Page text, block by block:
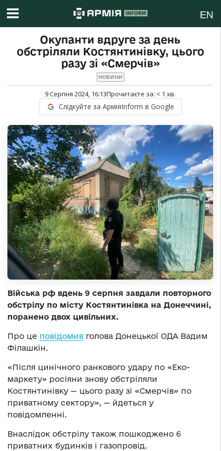
EN
Окупанти вдруге за день
обстріляли Костянтинівку, цього
разу зі «Смерчів»
НОВИНИ
9 Серпня 2024, 16:13Прочитаєте за: < 1 хв.
Слідкуйте за АрміяInform в Google
Війська рф вдень 9 серпня завдали повторного
обстрілу по місту Костянтинівка на Донеччині,
поранено двох цивільних.
Про це повідомив голова Донецької ОДА Вадим
Філашкін.
«Після цинічного ранкового удару по «Еко-
маркету» росіяни знову обстріляли
Костянтинівку — цього разу зі «Смерчів» по
приватному сектору», — йдеться у
повідомленні.
Внаслідок обстрілу також пошкоджено 6
приватних будинків і газопровід.